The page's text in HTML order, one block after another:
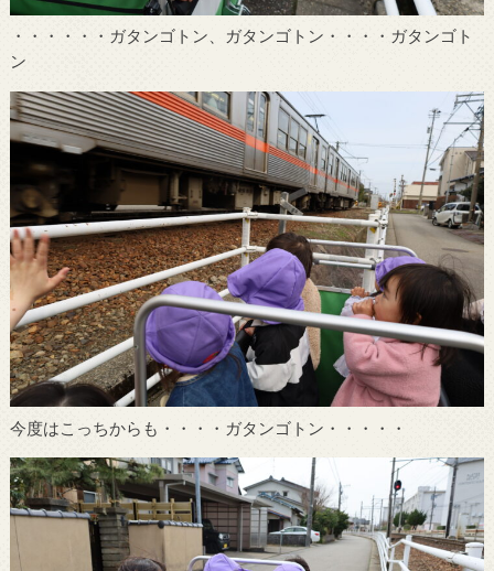
・・・・・・ガタンゴトン、ガタンゴトン・・・・ガタンゴト
ン
今度はこっちからも・・・・ガタンゴトン・・・・・